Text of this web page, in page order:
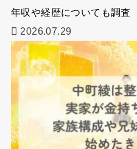
年収や経歴についても調査
2026.07.29